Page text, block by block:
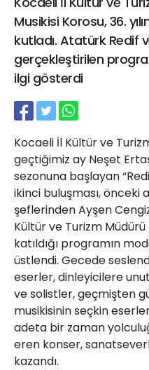
Musikisi Korosu, 36.
kutladı. Atatürk Redif
gerçekleştirilen
ilgi gösterdi
Kocaeli İl Kültür ve
geçtiğimiz ay Neşet
sezonuna başlayan
ikinci buluşması,
şeflerinden Ayşen
Kültür ve Turizm
katıldığı programın
üstlendi. Gecede
eserler, dinleyicilere
ve solistler, geçmişten
musikisinin seçkin
adeta bir zaman
eren konser,
kazandı.
21